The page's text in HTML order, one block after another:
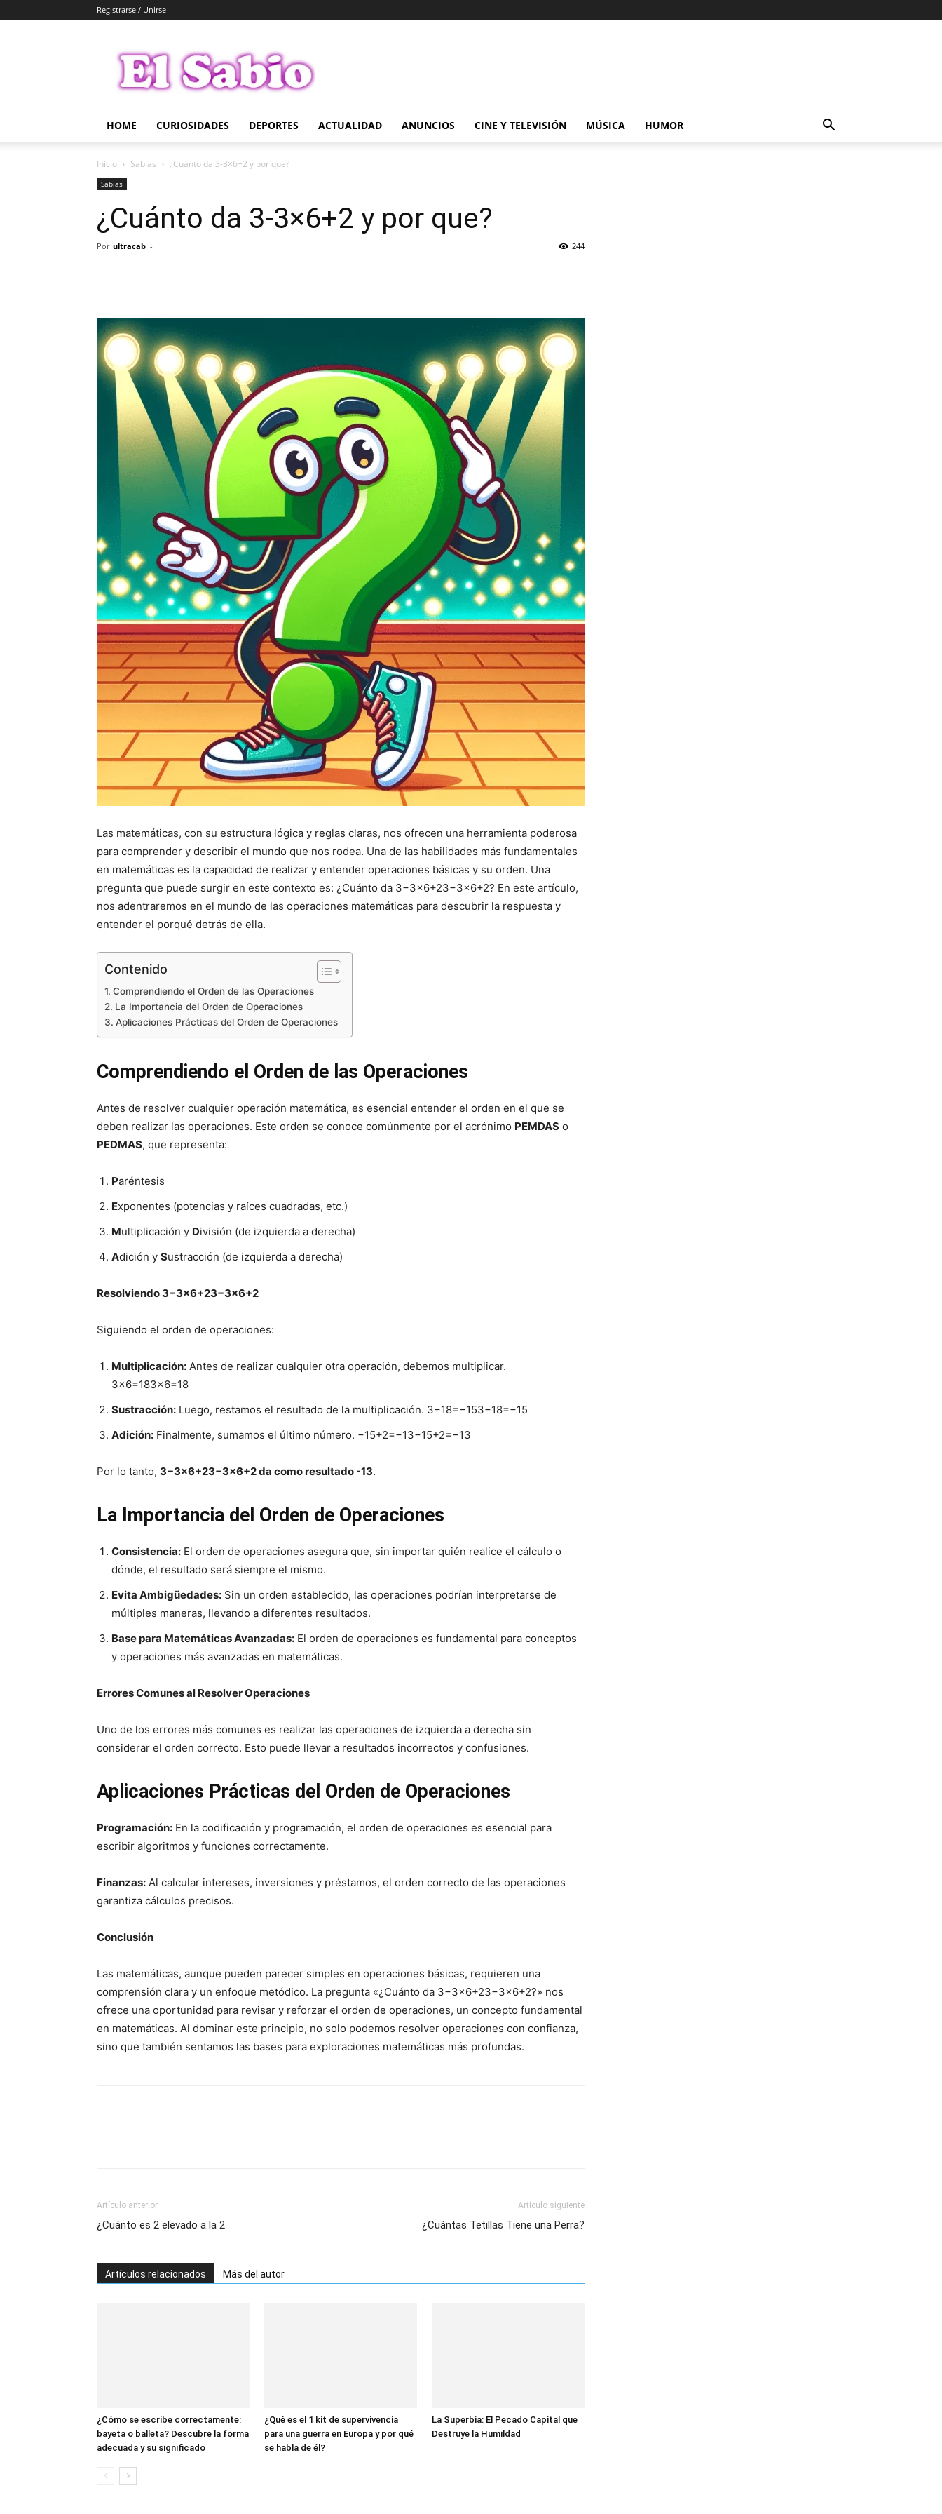
Registrarse / Unirse
Sabio
HOME CURIOSIDADES DEPORTES ACTUALIDAD ANUNCIOS CINE Y TELEVISIÓN MÚSICA HUMOR
Inicio Sabias ¿Cuánto da 3-3×6+2 y por que?
Sabias
¿Cuánto da 3-3×6+2 y por que?
Por ultracab - 244
Las matemáticas, con su estructura lógica y reglas claras, nos ofrecen una herramienta poderosa
para comprender y describir el mundo que nos rodea. Una de las habilidades más fundamentales
en matemáticas es la capacidad de realizar y entender operaciones básicas y su orden. Una
pregunta que puede surgir en este contexto es: ¿Cuánto da 3−3×6+23−3×6+2? En este artículo,
nos adentraremos en el mundo de las operaciones matemáticas para descubrir la respuesta y
entender el porqué detrás de ella.
Contenido
Comprendiendo el Orden de las Operaciones
La Importancia del Orden de Operaciones
Aplicaciones Prácticas del Orden de Operaciones
Comprendiendo el Orden de las Operaciones
Antes de resolver cualquier operación matemática, es esencial entender el orden en el que se
deben realizar las operaciones. Este orden se conoce comúnmente por el acrónimo PEMDAS o
PEDMAS, que representa:
Paréntesis
Exponentes (potencias y raíces cuadradas, etc.)
Multiplicación y División (de izquierda a derecha)
Adición y Sustracción (de izquierda a derecha)
Resolviendo 3−3×6+23−3×6+2
Siguiendo el orden de operaciones:
Multiplicación: Antes de realizar cualquier otra operación, debemos multiplicar.
3×6=183×6=18
Sustracción: Luego, restamos el resultado de la multiplicación. 3−18=−153−18=−15
Adición: Finalmente, sumamos el último número. −15+2=−13−15+2=−13
Por lo tanto, 3−3×6+23−3×6+2da como resultado -13.
La Importancia del Orden de Operaciones
Consistencia: El orden de operaciones asegura que, sin importar quién realice el cálculo o
dónde, el resultado será siempre el mismo.
Evita Ambigüedades: Sin un orden establecido, las operaciones podrían interpretarse de
múltiples maneras, llevando a diferentes resultados.
Base para Matemáticas Avanzadas: El orden de operaciones es fundamental para conceptos
y operaciones más avanzadas en matemáticas.
Errores Comunes al Resolver Operaciones
Uno de los errores más comunes es realizar las operaciones de izquierda a derecha sin
considerar el orden correcto. Esto puede llevar a resultados incorrectos y confusiones.
Aplicaciones Prácticas del Orden de Operaciones
Programación: En la codificación y programación, el orden de operaciones es esencial para
escribir algoritmos y funciones correctamente.
Finanzas: Al calcular intereses, inversiones y préstamos, el orden correcto de las operaciones
garantiza cálculos precisos.
Conclusión
Las matemáticas, aunque pueden parecer simples en operaciones básicas, requieren una
comprensión clara y un enfoque metódico. La pregunta «¿Cuánto da 3−3×6+23−3×6+2?» nos
ofrece una oportunidad para revisar y reforzar el orden de operaciones, un concepto fundamental
en matemáticas. Al dominar este principio, no solo podemos resolver operaciones con confianza,
sino que también sentamos las bases para exploraciones matemáticas más profundas.
Artículo anterior
¿Cuánto es 2 elevado a la 2
Artículo siguiente
¿Cuántas Tetillas Tiene una Perra?
Artículos relacionados Más del autor
¿Cómo se escribe correctamente:
bayeta o balleta? Descubre la forma
adecuada y su significado
¿Qué es el 1 kit de supervivencia
para una guerra en Europa y por qué
se habla de él?
La Superbia: El Pecado Capital que
Destruye la Humildad